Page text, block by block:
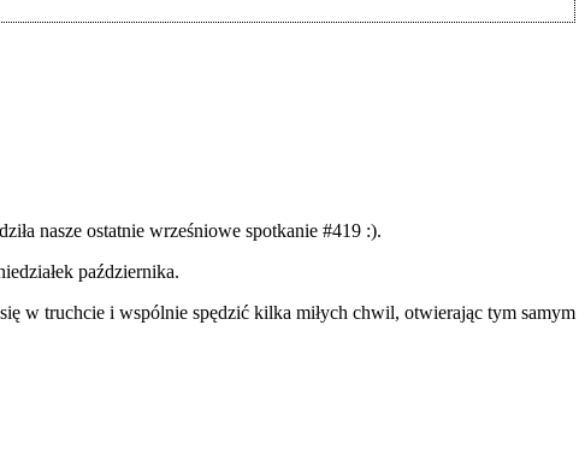
nasze ostatnie wrześniowe spotkanie #419 :).
października.
w truchcie i wspólnie spędzić kilka miłych chwil, otwierając tym samym